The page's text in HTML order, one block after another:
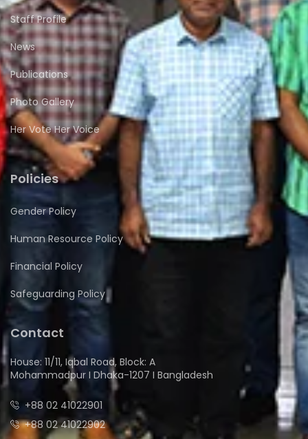
Staff Profile
News
Publications
Photo Gallery
Her Vote Her Voice
Policies
Gender Policy
Human Resource Policy
Financial Policy
Safeguarding Policy
Contact
House: 11/11, Iqbal Road, Block: A
Mohammadpur I Dhaka-1207 I Bangladesh
+88 02 41022901
+88 02 41022902